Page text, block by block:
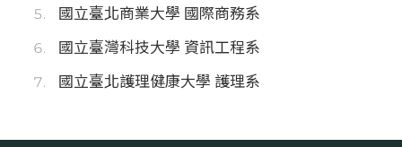
國立臺北商業大學 國際商務系
國立臺灣科技大學 資訊工程系
國立臺北護理健康大學 護理系